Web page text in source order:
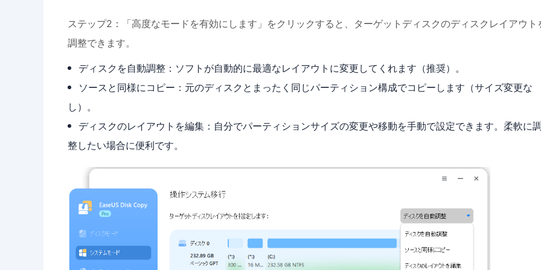
ステップ2：「高度なモードを有効にします」をクリックすると、ターゲットディスクのディスクレイアウト
調整できます。
ディスクを自動調整：ソフトが自動的に最適なレイアウトに変更してくれます（推奨）。
ソースと同様にコピー：元のディスクとまったく同じパーティション構成でコピーします（サイズ変更な
し）。
ディスクのレイアウトを編集：自分でパーティションサイズの変更や移動を手動で設定できます。柔軟に
整したい場合に便利です。